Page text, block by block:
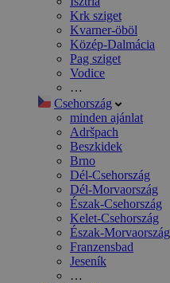
Krk sziget
Kvarner-öböl
Közép-Dalmácia
Pag sziget
Vodice
…
Csehország
minden ajánlat
Adršpach
Beszkidek
Brno
Dél-Csehország
Dél-Morvaország
Észak-Csehország
Kelet-Csehország
Észak-Morvaország
Franzensbad
Jeseník
…